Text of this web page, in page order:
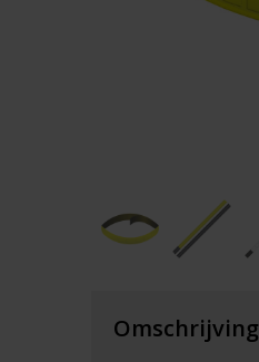
Omschrijving